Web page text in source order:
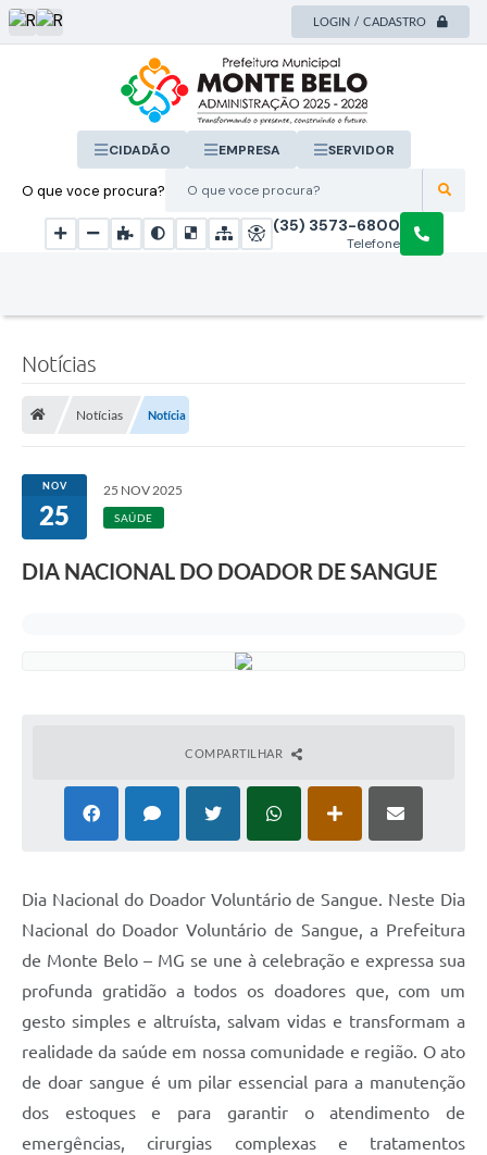
LOGIN / CADASTRO
O que voce procura?
CIDADÃO EMPRESA SERVIDOR
Telefone
(35) 3573-6800
Notícias
Notícias Notícia
NOV
25
25 NOV 2025
SAÚDE
DIA NACIONAL DO DOADOR DE SANGUE
COMPARTILHAR
Dia Nacional do Doador Voluntário de Sangue. Neste Dia
Nacional do Doador Voluntário de Sangue, a Prefeitura
de Monte Belo – MG se une à celebração e expressa sua
profunda gratidão a todos os doadores que, com um
gesto simples e altruísta, salvam vidas e transformam a
realidade da saúde em nossa comunidade e região. O ato
de doar sangue é um pilar essencial para a manutenção
dos estoques e para garantir o atendimento de
emergências, cirurgias complexas e tratamentos